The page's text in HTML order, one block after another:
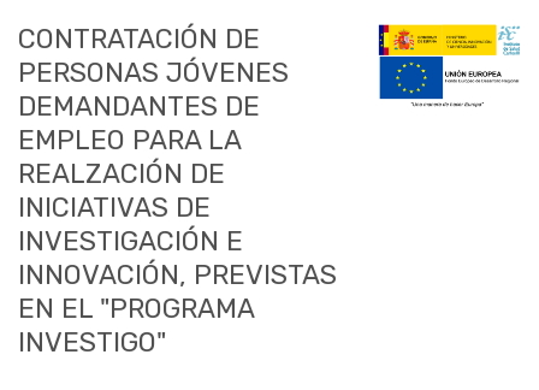
ACCESO PERSONAL
CONTRATACIÓN DE
PERSONAS JÓVENES
DEMANDANTES DE
EMPLEO PARA LA
REALZACIÓN DE
INICIATIVAS DE
INVESTIGACIÓN E
INNOVACIÓN, PREVISTAS
EN EL "PROGRAMA
INVESTIGO"